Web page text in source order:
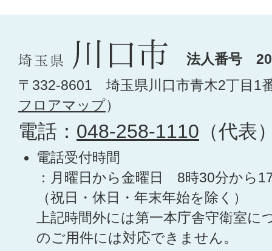
法人番号
〒332-8601 埼玉県川口市青木2丁目1
フロアマップ）
電話： 048-258-1110 （代表
電話受付時間
：月曜日から金曜日 8時30分から
（祝日・休日・年末年始を除く）
上記時間外には第一本庁舎守衛室に
のご用件には対応できません。